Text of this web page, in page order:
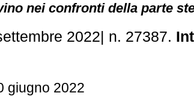
nei confronti della parte
2022| n. 27387.
giugno 2022